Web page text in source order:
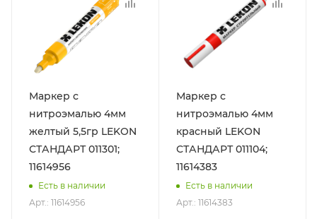
Маркер с
нитроэмалью 4мм
желтый 5,5гр LEKON
СТАНДАРТ 011301;
11614956
Есть в наличии
Арт.: 11614956
Маркер с
нитроэмалью 4мм
красный LEKON
СТАНДАРТ 011104;
11614383
Есть в наличии
Арт.: 11614383